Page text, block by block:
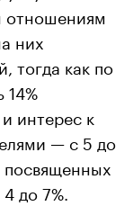
отношениям
них
тогда как по
интерес к
— с 5 до
посвященных
до 7%.